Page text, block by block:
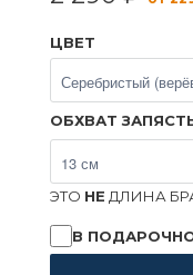
ЦВЕТ
ОБХВАТ
ЭТО НЕ ДЛИНА
В